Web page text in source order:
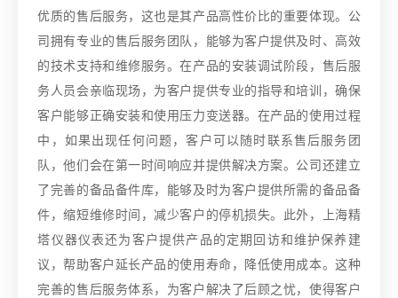
优质的售后服务，这也是其产品高性价比的重要体现。公
司拥有专业的售后服务团队，能够为客户提供及时、高效
的技术支持和维修服务。在产品的安装调试阶段，售后服
务人员会亲临现场，为客户提供专业的指导和培训，确保
客户能够正确安装和使用压力变送器。在产品的使用过程
中，如果出现任何问题，客户可以随时联系售后服务团
队，他们会在第一时间响应并提供解决方案。公司还建立
了完善的备品备件库，能够及时为客户提供所需的备品备
件，缩短维修时间，减少客户的停机损失。此外，上海精
塔仪器仪表还为客户提供产品的定期回访和维护保养建
议，帮助客户延长产品的使用寿命，降低使用成本。这种
完善的售后服务体系，为客户解决了后顾之忧，使得客户